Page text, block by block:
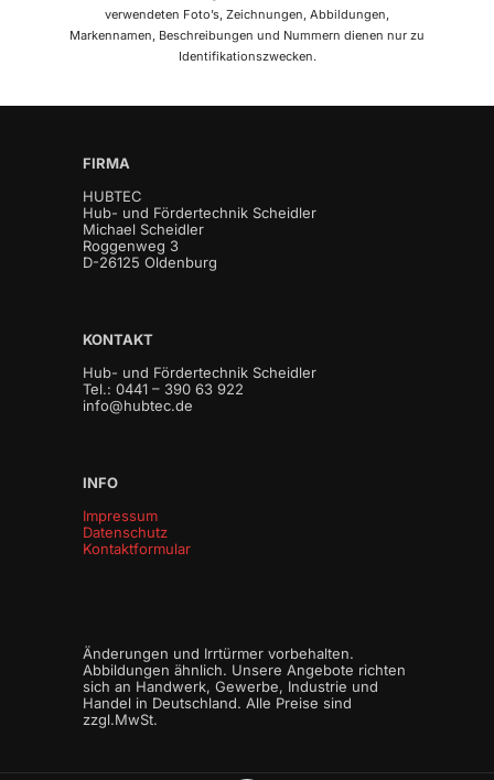
verwendeten Foto’s, Zeichnungen, Abbildungen,
Markennamen, Beschreibungen und Nummern dienen nur zu
Identifikationszwecken.
FIRMA
HUBTEC
Hub- und Fördertechnik Scheidler
Michael Scheidler
Roggenweg 3
D-26125 Oldenburg
KONTAKT
Hub- und Fördertechnik Scheidler
Tel.: 0441 – 390 63 922
info@hubtec.de
INFO
Impressum
Datenschutz
Kontaktformular
Änderungen und Irrtürmer vorbehalten.
Abbildungen ähnlich. Unsere Angebote richten
sich an Handwerk, Gewerbe, Industrie und
Handel in Deutschland. Alle Preise sind
zzgl.MwSt.